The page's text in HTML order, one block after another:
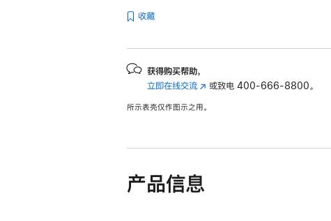
收藏
获得购买帮助，
立即在线交流 (在 或致电400-666-8800。
所示表壳仅作图示之用。
产品信息